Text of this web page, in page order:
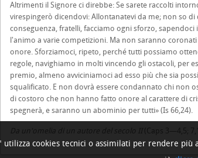
Altrimenti il Signore ci direbbe: Se sarete raccolti
virespingerò dicendovi: Allontanatevi da me; non so
conseguenza, fratelli, facciamo ogni sforzo,
l'animo a varie competizioni. Ma non saranno
onore. Sforziamoci, ripeto, perché tutti possiamo
regole, navighiamo in mol­ti vincendo gli ostacoli, per
premio, almeno avviciniamoci ad esso più che sia
squalificato. E non dovrà essere condannato chi non
di costoro che non hanno fatto onore al carattere di
spegnerà, e saranno un abominio per tutti» (Is 66,24).
cookies tecnici o assimilati per rendere